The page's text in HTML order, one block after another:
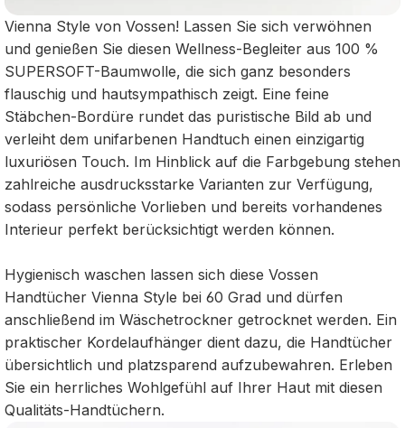
Vienna Style von Vossen! Lassen Sie sich verwöhnen
und genießen Sie diesen Wellness-Begleiter aus 100 %
SUPERSOFT-Baumwolle, die sich ganz besonders
flauschig und hautsympathisch zeigt. Eine feine
Stäbchen-Bordüre rundet das puristische Bild ab und
verleiht dem unifarbenen Handtuch einen einzigartig
luxuriösen Touch. Im Hinblick auf die Farbgebung stehen
zahlreiche ausdrucksstarke Varianten zur Verfügung,
sodass persönliche Vorlieben und bereits vorhandenes
Interieur perfekt berücksichtigt werden können.
Hygienisch waschen lassen sich diese Vossen
Handtücher Vienna Style bei 60 Grad und dürfen
anschließend im Wäschetrockner getrocknet werden. Ein
praktischer Kordelaufhänger dient dazu, die Handtücher
übersichtlich und platzsparend aufzubewahren. Erleben
Sie ein herrliches Wohlgefühl auf Ihrer Haut mit diesen
Qualitäts-Handtüchern.